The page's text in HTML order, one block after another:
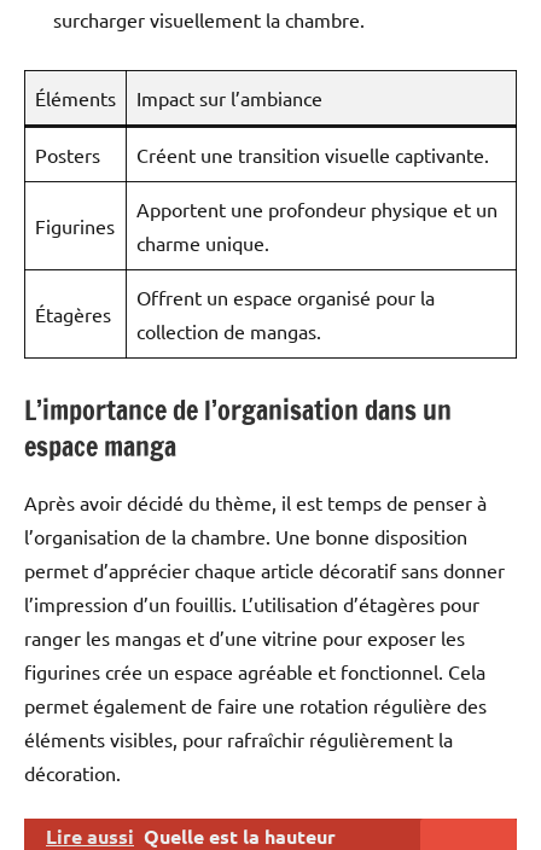
surcharger visuellement la chambre.
Éléments Impact sur l’ambiance
Posters Créent une transition visuelle captivante.
Figurines
Apportent une profondeur physique et un
charme unique.
Étagères
Offrent un espace organisé pour la
collection de mangas.
L’importance de l’organisation dans un
espace manga
Après avoir décidé du thème, il est temps de penser à
l’organisation de la chambre. Une bonne disposition
permet d’apprécier chaque article décoratif sans donner
l’impression d’un fouillis. L’utilisation d’étagères pour
ranger les mangas et d’une vitrine pour exposer les
figurines crée un espace agréable et fonctionnel. Cela
permet également de faire une rotation régulière des
éléments visibles, pour rafraîchir régulièrement la
décoration.
Lire aussi Quelle est la hauteur